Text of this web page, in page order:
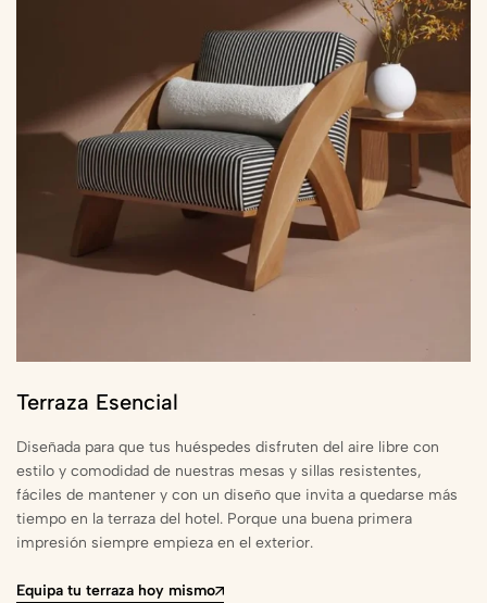
Terraza Esencial
Diseñada para que tus huéspedes disfruten del aire libre con
estilo y comodidad de nuestras mesas y sillas resistentes,
fáciles de mantener y con un diseño que invita a quedarse más
tiempo en la terraza del hotel. Porque una buena primera
impresión siempre empieza en el exterior.
Equipa tu terraza hoy mismo